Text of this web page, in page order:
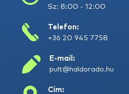
Sz: 8:00 - 12:00
Telefon:
+36 20 945 7758
E-mail:
pult@haldorado.hu
Cím: